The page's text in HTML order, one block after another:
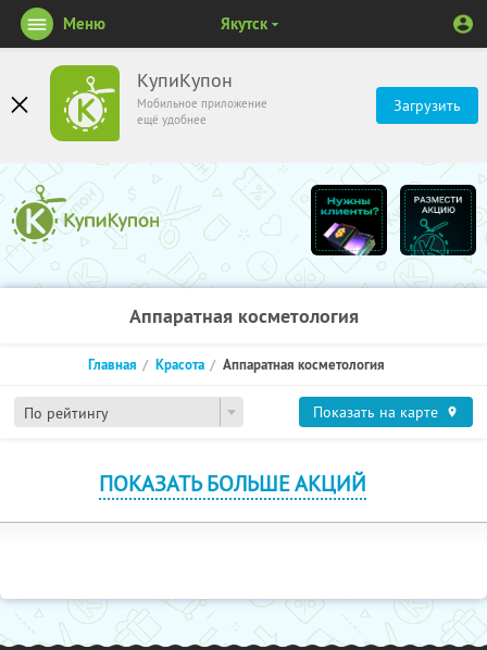
КупиКупон
Мобильное приложение
ещё удобнее
Загрузить
Меню Якутск
Аппаратная косметология
По рейтингу
Главная Красота Аппаратная косметология
Показать на карте
ПОКАЗАТЬ БОЛЬШЕ АКЦИЙ